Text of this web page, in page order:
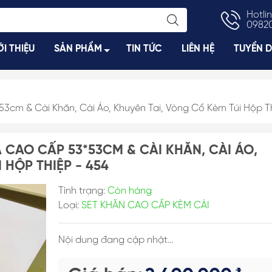
THIỆU SẢN PHẨM
Váy
Kẹp Bấm
Kẹp Móc Dọc/ Ngang
Bờm, Tuban, Băng Đô
Khuyên Tai Nụ
Khuyên Tai Dài
TIN TỨC LIÊN HỆ TUYỂN
& Cài Khăn, Cài Áo, Khuyên Tai, Vòng Cổ Kèm Túi Hộp
CẤP 53*53CM & CÀI KHĂN, CÀI ÁO,
HỘP THIỆP - 454
Tình trạng: Còn hàng
Loại: SET KHĂN CAO CẤP KÈM CÀI
Nội dung đang cập nhật...